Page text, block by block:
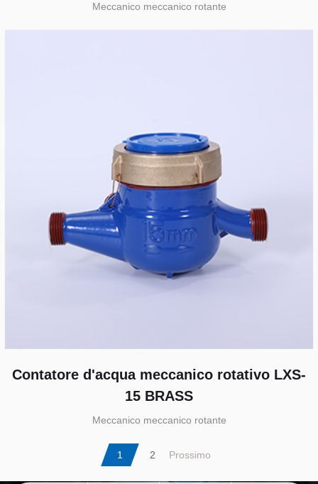
Meccanico meccanico rotante
Contatore d'acqua meccanico rotativo LXS-
15 BRASS
Meccanico meccanico rotante
1 2 Prossimo